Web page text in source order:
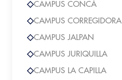
CAMPUS CONCÁ
CAMPUS CORREGIDORA
CAMPUS JALPAN
CAMPUS JURIQUILLA
CAMPUS LA CAPILLA